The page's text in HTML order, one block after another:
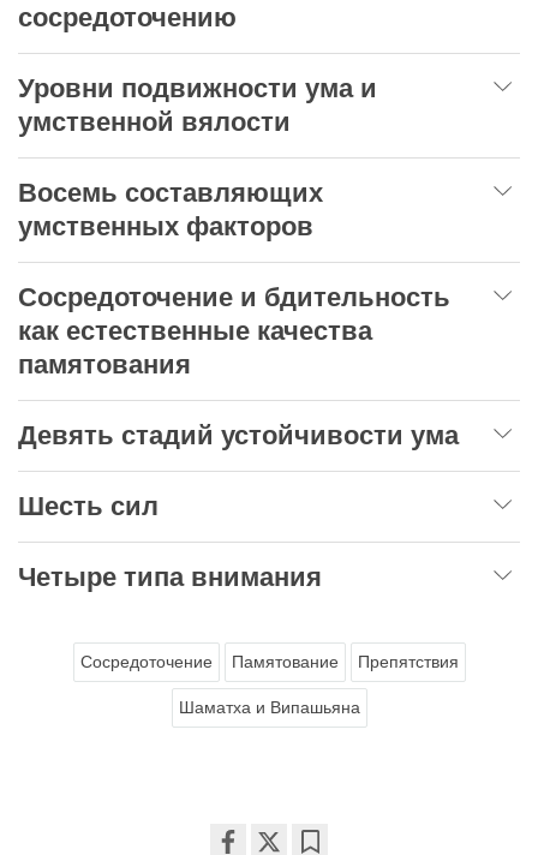
сосредоточению
Уровни подвижности ума и
умственной вялости
Восемь составляющих
умственных факторов
Сосредоточение и бдительность
как естественные качества
памятования
Девять стадий устойчивости ума
Шесть сил
Четыре типа внимания
Сосредоточение Памятование Препятствия
Шаматха и Випашьяна